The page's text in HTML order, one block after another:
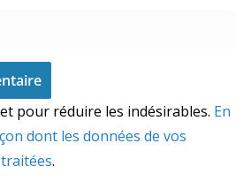
pour réduire les indésirables. En
dont les données de vos
.